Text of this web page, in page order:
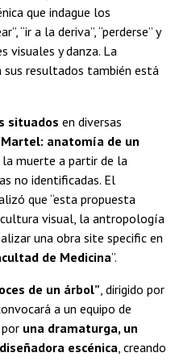
que indague los
“ir a la deriva”, “perderse” y
visuales y danza. La
sus resultados también está
situados en diversas
Martel: anatomía de un
muerte a partir de la
no identificadas. El
que “esta propuesta
visual, la antropología
una obra site specific en
de Medicina”.
de un árbol”, dirigido por
a un equipo de
una dramaturga, un
escénica, creando